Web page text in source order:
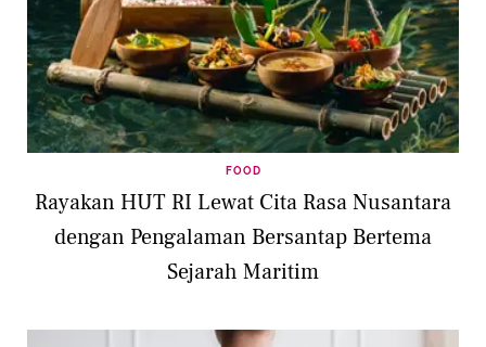
FOOD
Rayakan HUT RI Lewat Cita Rasa Nusantara
dengan Pengalaman Bersantap Bertema
Sejarah Maritim